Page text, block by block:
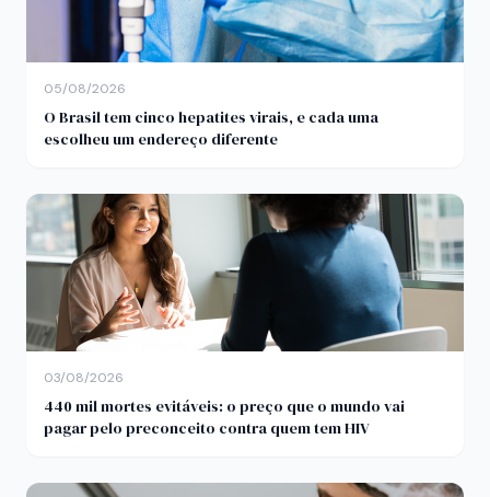
05/08/2026
O Brasil tem cinco hepatites virais, e cada uma
escolheu um endereço diferente
03/08/2026
440 mil mortes evitáveis: o preço que o mundo vai
pagar pelo preconceito contra quem tem HIV